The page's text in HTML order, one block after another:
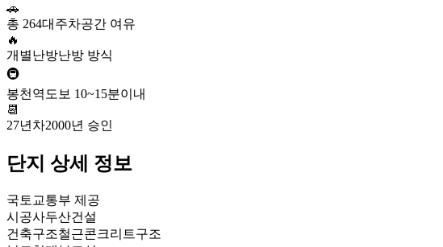
🚗
총 264대 주차공간 여유
🔥
개별난방난방 방식
🚇
봉천역 도보 10~15분이내
📆
27년차2000년 승인
단지 상세 정보
국토교통부 제공
시공사두산건설
건축구조철근콘크리트구조